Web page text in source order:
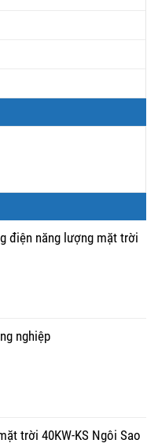
điện năng lượng mặt trời
nghiệp
trời 40KW-KS Ngôi Sao